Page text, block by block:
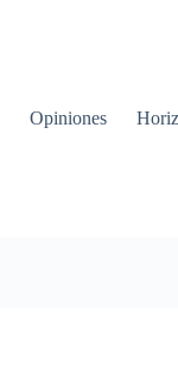
Opiniones